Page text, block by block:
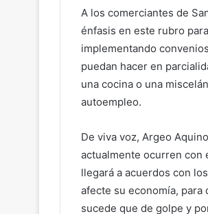
A los comerciantes de
énfasis en este rubro
implementando
puedan hacer en
una cocina o una
autoempleo.
De viva voz, Argeo
actualmente ocurren con
llegará a acuerdos con
afecte su economía, para
sucede que de golpe y